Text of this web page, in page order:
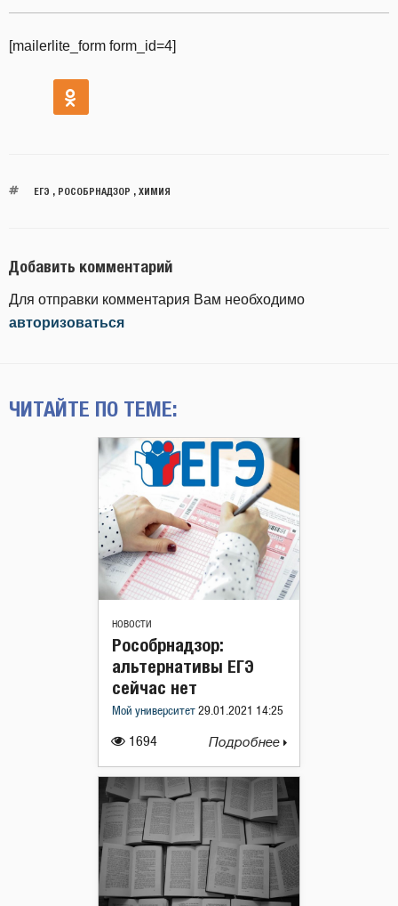
[mailerlite_form form_id=4]
ЕГЭ , РОСОБРНАДЗОР , ХИМИЯ
Добавить комментарий
Для отправки комментария Вам необходимо
авторизоваться
ЧИТАЙТЕ ПО ТЕМЕ:
НОВОСТИ
1694
Рособрнадзор:
альтернативы ЕГЭ
сейчас нет
Мой университет 29.01.2021 14:25
Подробнее